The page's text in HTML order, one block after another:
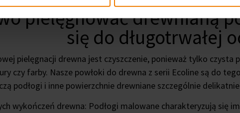
pielęgnować drewnianą
się do długotrwałej
pielęgnacji drewna jest czyszczenie, ponieważ tylko czysta
czy farby. Nasze powłoki do drewna z serii Ecoline są do
podłogi i inne powierzchnie drewniane szczególnie
wykończeń drewna: Podłogi malowane charakteryzują się